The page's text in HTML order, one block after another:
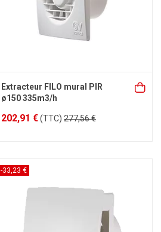
Extracteur FILO mural PIR
ø150 335m3/h
202,91 €(TTC) 277,56 €
-33,23 €